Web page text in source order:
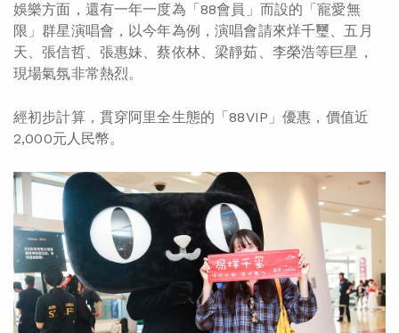
娛樂方面，還有一年一度為「88會員」而設的「寵愛無
限」群星演唱會，以今年為例，演唱會請來烊千璽、五月
天、張信哲、張惠妹、蔡依林、梁靜茹、李榮浩等巨星，
現場氣氛非常熱烈。
經初步計算，貫穿阿里全生態的「88VIP」優惠，價值近
2,000元人民幣。